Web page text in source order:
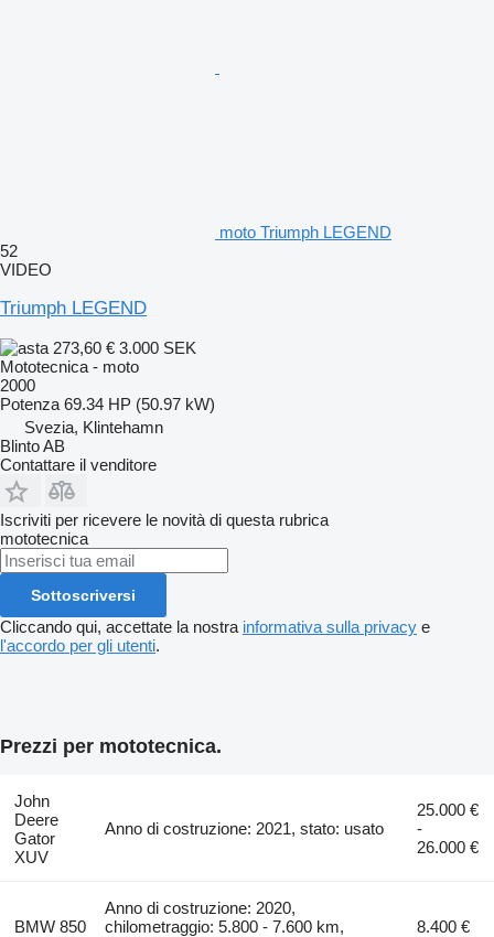
moto Triumph LEGEND
52
VIDEO
Triumph LEGEND
273,60 € 3.000 SEK
Mototecnica - moto
2000
Potenza 69.34 HP (50.97 kW)
Svezia, Klintehamn
Blinto AB
Contattare il venditore
Iscriviti per ricevere le novità di questa rubrica
mototecnica
Sottoscriversi
Cliccando qui, accettate la nostra informativa sulla privacy e
l'accordo per gli utenti.
Prezzi per mototecnica.
John
Deere
Gator
XUV
Anno di costruzione: 2021, stato: usato
25.000 €
-
26.000 €
BMW 850
Anno di costruzione: 2020,
chilometraggio: 5.800 - 7.600 km,
8.400 €